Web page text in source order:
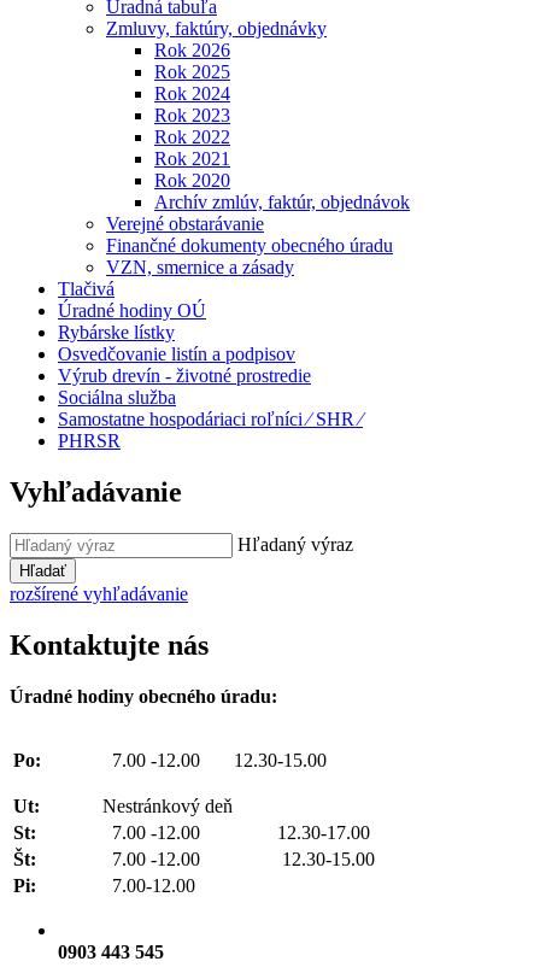
Úradná tabuľa
Zmluvy, faktúry, objednávky
Rok 2026
Rok 2025
Rok 2024
Rok 2023
Rok 2022
Rok 2021
Rok 2020
Archív zmlúv, faktúr, objednávok
Verejné obstarávanie
Finančné dokumenty obecného úradu
VZN, smernice a zásady
Tlačivá
Úradné hodiny OÚ
Rybárske lístky
Osvedčovanie listín a podpisov
Výrub drevín - životné prostredie
Sociálna služba
Samostatne hospodáriaci roľníci ⁄ SHR ⁄
PHRSR
Vyhľadávanie
Hľadaný výraz
Hľadať
rozšírené vyhľadávanie
Kontaktujte nás
Úradné hodiny obecného úradu:
Po: 7.00 -12.00 12.30-15.00
Ut:
Nestránkový deň
St:
7.00 -12.00 12.30-17.00
Št:
7.00 -12.00 12.30-15.00
Pi:
7.00-12.00
0903 443 545